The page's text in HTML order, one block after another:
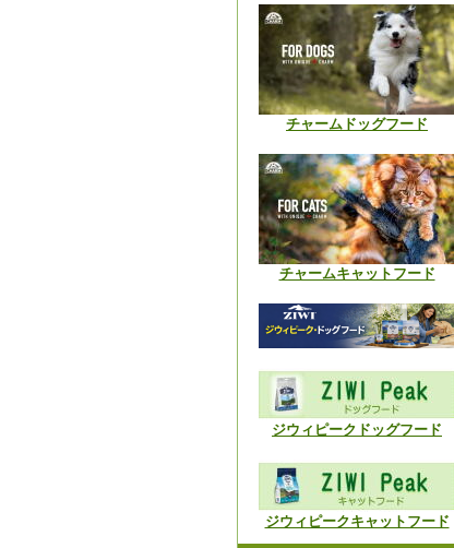
チャームドッグフード
チャームキャットフード
ジウィピークドッグフード
ジウィピークキャットフード